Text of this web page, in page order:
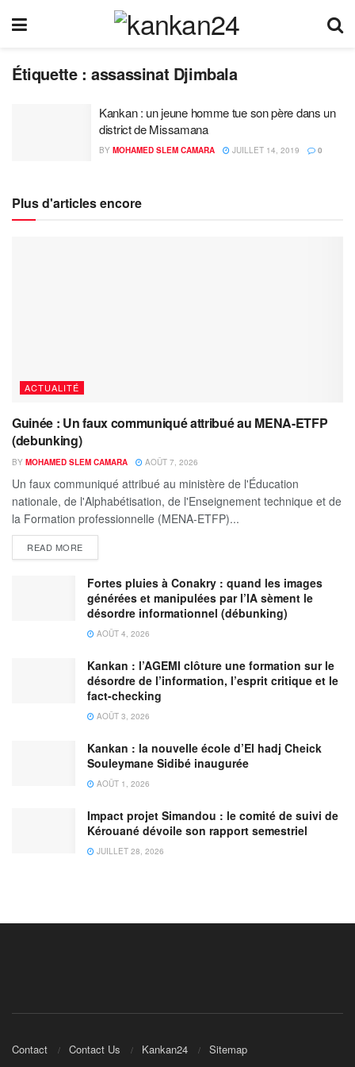
Étiquette :assassinat Djimbala
Kankan : un jeune homme tue son père dans un
district de Missamana
BY MOHAMED SLEM CAMARA JUILLET 14, 2019 0
Plus d'articles encore
ACTUALITÉ
Guinée : Un faux communiqué attribué au MENA-ETFP
(debunking)
BY MOHAMED SLEM CAMARA AOÛT 7, 2026
Un faux communiqué attribué au ministère de l'Éducation
nationale, de l'Alphabétisation, de l'Enseignement technique et de
la Formation professionnelle (MENA-ETFP)...
READ MORE
Fortes pluies à Conakry : quand les images
générées et manipulées par l’IA sèment le
désordre informationnel (débunking)
AOÛT 4, 2026
Kankan : l’AGEMI clôture une formation sur le
désordre de l’information, l’esprit critique et le
fact-checking
AOÛT 3, 2026
Kankan : la nouvelle école d’El hadj Cheick
Souleymane Sidibé inaugurée
AOÛT 1, 2026
Impact projet Simandou : le comité de suivi de
Kérouané dévoile son rapport semestriel
JUILLET 28, 2026
Contact Contact Us Kankan24 Sitemap